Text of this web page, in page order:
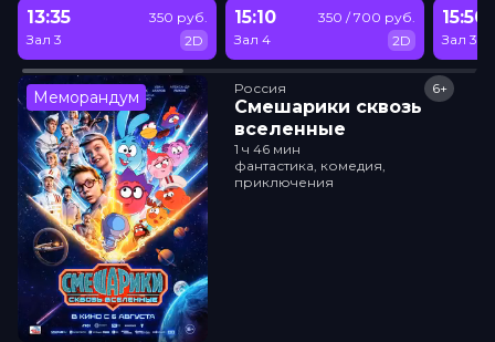
13:35
Зал 3
350 руб.
2D
15:10
Зал 4
350 / 700 руб.
2D
15:50
Зал 3
Меморандум Россия
Смешарики сквозь
вселенные
6+
1 ч 46 мин
фантастика, комедия,
приключения